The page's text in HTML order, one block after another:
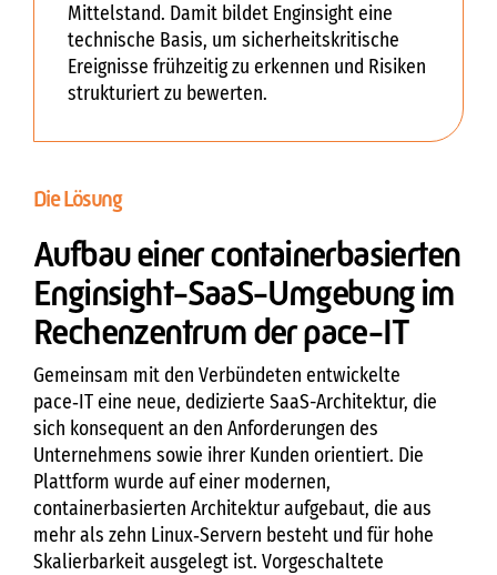
Mittelstand. Damit bildet Enginsight eine
technische Basis, um sicherheitskritische
Ereignisse frühzeitig zu erkennen und Risiken
strukturiert zu bewerten.
Die Lösung
Aufbau einer containerbasierten
Enginsight-SaaS-Umgebung im
Rechenzentrum der pace-IT
Gemeinsam mit den Verbündeten entwickelte
pace‑IT eine neue, dedizierte SaaS-Architektur, die
sich konsequent an den Anforderungen des
Unternehmens sowie ihrer Kunden orientiert. Die
Plattform wurde auf einer modernen,
containerbasierten Architektur aufgebaut, die aus
mehr als zehn Linux‑Servern besteht und für hohe
Skalierbarkeit ausgelegt ist. Vorgeschaltete